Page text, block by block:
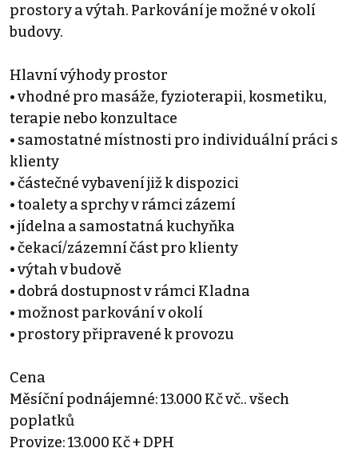
prostory a výtah. Parkování je možné v okolí
budovy.
Hlavní výhody prostor
• vhodné pro masáže, fyzioterapii, kosmetiku,
terapie nebo konzultace
• samostatné místnosti pro individuální práci s
klienty
• částečné vybavení již k dispozici
• toalety a sprchy v rámci zázemí
• jídelna a samostatná kuchyňka
• čekací/zázemní část pro klienty
• výtah v budově
• dobrá dostupnost v rámci Kladna
• možnost parkování v okolí
• prostory připravené k provozu
Cena
Měsíční podnájemné: 13.000 Kč vč.. všech
poplatků
Provize: 13.000 Kč + DPH